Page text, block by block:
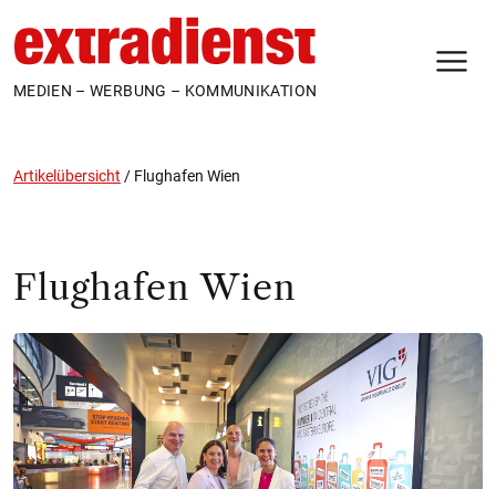
MEDIEN – WERBUNG – KOMMUNIKATION
Artikelübersicht / Flughafen Wien
Flughafen Wien